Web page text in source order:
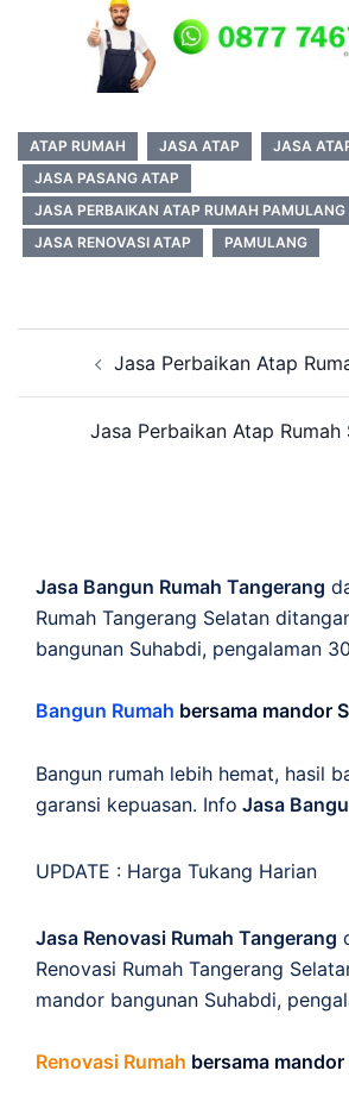
ATAP RUMAH JASA ATAP
JASA
JASA PASANG ATAP
JASA PERBAIKAN ATAP RUMAH PAMULANG
JASA RENOVASI ATAP
PAMULANG
navigationJasa Perbaikan Atap
Jasa Perbaikan Atap Rumah
Jasa Bangun Rumah Tangerang
Rumah Tangerang Selatan
bangunan Suhabdi, pengalaman
Bangun Rumah bersama mandor
Bangun rumah lebih hemat, hasil
garansi kepuasan. Info Jasa
UPDATE : Harga Tukang Harian
Jasa Renovasi Rumah Tangerang
Renovasi Rumah Tangerang
mandor bangunan Suhabdi,
Renovasi Rumah bersama